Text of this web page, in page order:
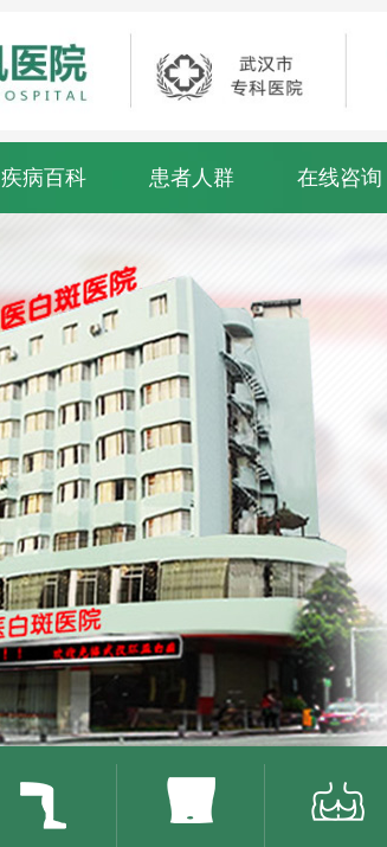
疾病百科 患者人群 在线咨询